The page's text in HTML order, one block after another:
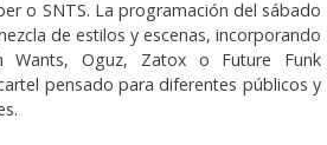
o SNTS. La programación del sábado
de estilos y escenas, incorporando
Wants, Oguz, Zatox o Future Funk
pensado para diferentes públicos y